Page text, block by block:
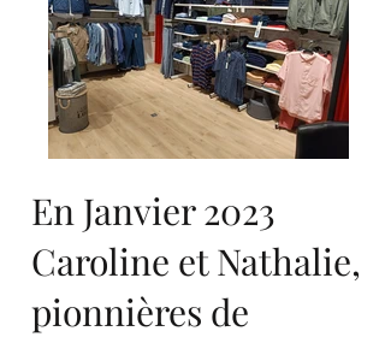
En Janvier 2023
Caroline et Nathalie,
pionnières de